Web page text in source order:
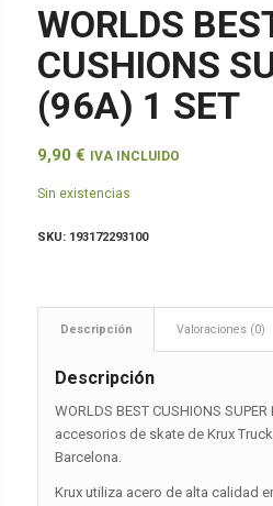
WORLDS
CUSHIONS
(96A) 1 SET
9,90 € IVA INCLUIDO
Sin existencias
SKU: 193172293100
Descripción Valoraciones (0)
Descripción
WORLDS BEST CUSHIONS
accesorios de skate de Krux
Barcelona.
Krux utiliza acero de alta calidad